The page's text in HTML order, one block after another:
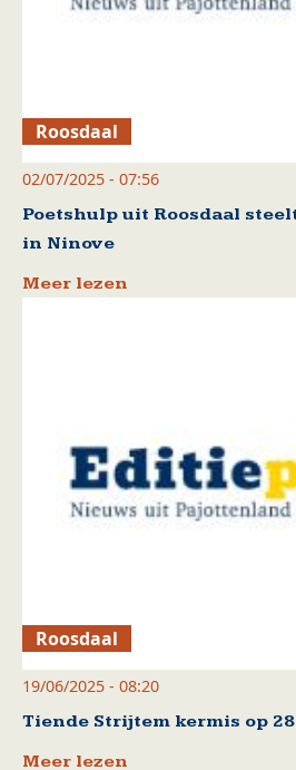
Roosdaal
02/07/2025 - 07:56
Poetshulp uit Roosdaal
in Ninove
Meer lezen
Roosdaal
19/06/2025 - 08:20
Tiende Strijtem kermis op
Meer lezen